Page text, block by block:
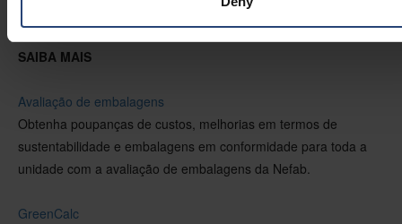
SAIBA MAIS
Avaliação de embalagens
Obtenha poupanças de custos, melhorias em termos de
sustentabilidade e embalagens em conformidade para toda a
unidade com a avaliação de embalagens da Nefab.
GreenCalc